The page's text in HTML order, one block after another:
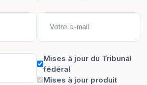
Mises à jour du Tribunal
fédéral
Mises à jour produit